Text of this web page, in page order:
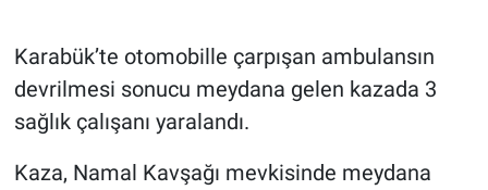
Karabük’te otomobille çarpışan ambulansın
devrilmesi sonucu meydana gelen kazada 3
sağlık çalışanı yaralandı.
Kaza, Namal Kavşağı mevkisinde meydana